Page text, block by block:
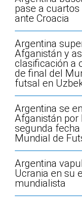
pase a cuartos
ante Croacia
Argentina
Afganistán y
clasificación a
de final del
futsal en
Argentina se
Afganistán por
segunda fecha
Mundial de
Argentina
Ucrania en su
mundialista